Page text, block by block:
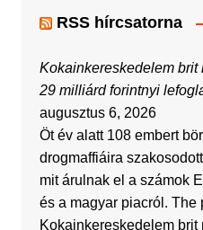
RSS hírcsatorna
Kokainkereskedelem brit
29 milliárd forintnyi
augusztus 6, 2026
Öt év alatt 108 embert
drogmaffiáira
mit árulnak el a számok
és a magyar piacról. The
Kokainkereskedelem brit